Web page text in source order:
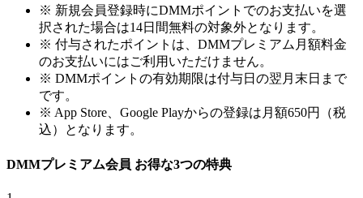
※ 新規会員登録時にDMMポイントでのお支払いを選
択された場合は14日間無料の対象外となります。
※ 付与されたポイントは、DMMプレミアム月額料金
のお支払いにはご利用いただけません。
※ DMMポイントの有効期限は付与日の翌月末日まで
です。
※ App Store、Google Playからの登録は月額650円（税
込）となります。
DMMプレミアム会員 お得な3つの特典